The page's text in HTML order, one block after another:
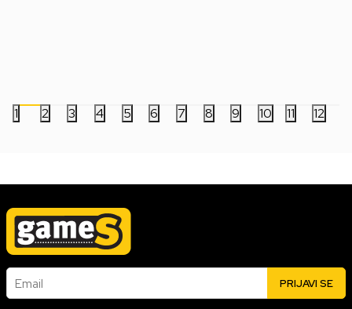
1 2 3 4 5 6 7 8 9 10 11 12
Email PRIJAVI SE